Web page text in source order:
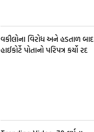
વકીલોના વિરોધ અને હડતાળ બાદ
હાઈકોર્ટે પોતાનો પરિપત્ર કર્યો રદ